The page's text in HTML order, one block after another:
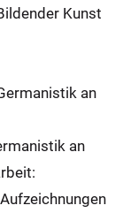
Kunst
an
an